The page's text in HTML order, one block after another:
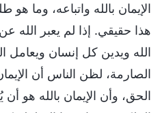
الإيمان بالله واتباعه، وما
هذا حقيقي. إذا لم يعبر الله
الله ويدين كل إنسان ويعامل
الصارمة، لظن الناس أن
الحق، وأن الإيمان بالله هو أن